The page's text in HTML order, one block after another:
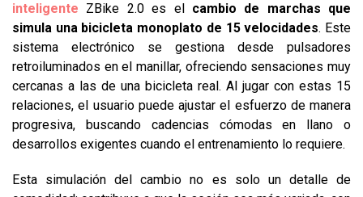
inteligente ZBike 2.0 es el cambio de marchas que
simula una bicicleta monoplato de 15 velocidades. Este
sistema electrónico se gestiona desde pulsadores
retroiluminados en el manillar, ofreciendo sensaciones muy
cercanas a las de una bicicleta real. Al jugar con estas 15
relaciones, el usuario puede ajustar el esfuerzo de manera
progresiva, buscando cadencias cómodas en llano o
desarrollos exigentes cuando el entrenamiento lo requiere.
Esta simulación del cambio no es solo un detalle de